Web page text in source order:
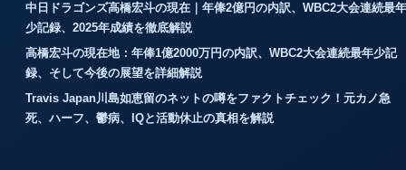
中日ドラゴンズ高橋宏斗の現在｜年俸2億円の内訳、WBC2大会連続最年
少記録、2025年成績を徹底解説
高橋宏斗の現在地：年俸1億2000万円の内訳、WBC2大会連続最年少記
録、そして今後の展望を詳細解説
Travis Japan川島如恵留のネットの噂をファクトチェック！元カノ急
死、ハーフ、鬱病、IQと活動休止の真相を解説